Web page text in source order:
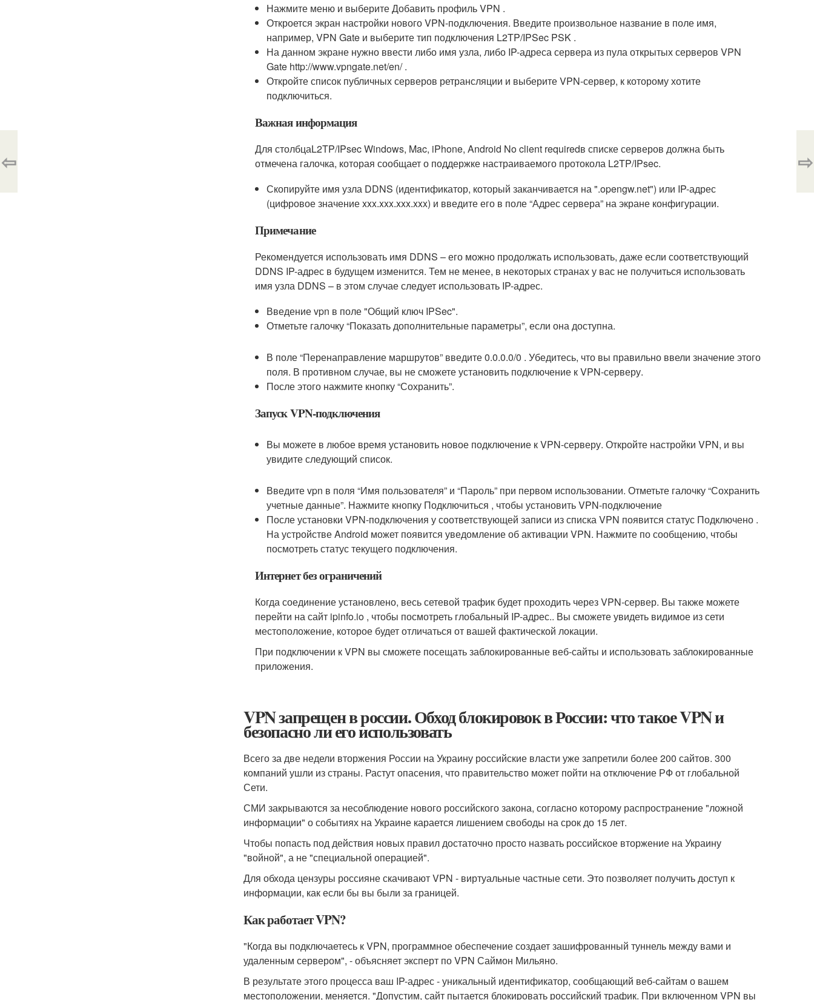
Нажмите меню и выберите Добавить профиль VPN .
Откроется экран настройки нового VPN-подключения. Введите произвольное название в поле имя,
например, VPN Gate и выберите тип подключения L2TP/IPSec PSK .
На данном экране нужно ввести либо имя узла, либо IP-адреса сервера из пула открытых серверов VPN
Gate http://www.vpngate.net/en/ .
Откройте список публичных серверов ретрансляции и выберите VPN-сервер, к которому хотите
подключиться.
Важная информация
Для столбцаL2TP/IPsec Windows, Mac, iPhone, Android No client requiredв списке серверов должна быть
отмечена галочка, которая сообщает о поддержке настраиваемого протокола L2TP/IPsec.
Скопируйте имя узла DDNS (идентификатор, который заканчивается на ".opengw.net") или IP-адрес
(цифровое значение xxx.xxx.xxx.xxx) и введите его в поле “Адрес сервера” на экране конфигурации.
Примечание
Рекомендуется использовать имя DDNS – его можно продолжать использовать, даже если соответствующий
DDNS IP-адрес в будущем изменится. Тем не менее, в некоторых странах у вас не получиться использовать
имя узла DDNS – в этом случае следует использовать IP-адрес.
Введение vpn в поле "Общий ключ IPSec".
Отметьте галочку “Показать дополнительные параметры”, если она доступна.
В поле “Перенаправление маршрутов” введите 0.0.0.0/0 . Убедитесь, что вы правильно ввели значение этого
поля. В противном случае, вы не сможете установить подключение к VPN-серверу.
После этого нажмите кнопку “Сохранить”.
Запуск VPN-подключения
Вы можете в любое время установить новое подключение к VPN-серверу. Откройте настройки VPN, и вы
увидите следующий список.
Введите vpn в поля “Имя пользователя” и “Пароль” при первом использовании. Отметьте галочку “Сохранить
учетные данные”. Нажмите кнопку Подключиться , чтобы установить VPN-подключение
После установки VPN-подключения у соответствующей записи из списка VPN появится статус Подключено .
На устройстве Android может появится уведомление об активации VPN. Нажмите по сообщению, чтобы
посмотреть статус текущего подключения.
Интернет без ограничений
Когда соединение установлено, весь сетевой трафик будет проходить через VPN-сервер. Вы также можете
перейти на сайт ipinfo.io , чтобы посмотреть глобальный IP-адрес.. Вы сможете увидеть видимое из сети
местоположение, которое будет отличаться от вашей фактической локации.
При подключении к VPN вы сможете посещать заблокированные веб-сайты и использовать заблокированные
приложения.
VPN запрещен в россии. Обход блокировок в России: что такое VPN и
безопасно ли его использовать
Всего за две недели вторжения России на Украину российские власти уже запретили более 200 сайтов. 300
компаний ушли из страны. Растут опасения, что правительство может пойти на отключение РФ от глобальной
Сети.
СМИ закрываются за несоблюдение нового российского закона, согласно которому распространение "ложной
информации" о событиях на Украине карается лишением свободы на срок до 15 лет.
Чтобы попасть под действия новых правил достаточно просто назвать российское вторжение на Украину
"войной", а не "специальной операцией".
Для обхода цензуры россияне скачивают VPN - виртуальные частные сети. Это позволяет получить доступ к
информации, как если бы вы были за границей.
Как работает VPN?
"Когда вы подключаетесь к VPN, программное обеспечение создает зашифрованный туннель между вами и
удаленным сервером", - объясняет эксперт по VPN Саймон Мильяно.
В результате этого процесса ваш IP-адрес - уникальный идентификатор, сообщающий веб-сайтам о вашем
местоположении, меняется. "Допустим, сайт пытается блокировать российский трафик. При включенном VPN вы
⇦ ⇨